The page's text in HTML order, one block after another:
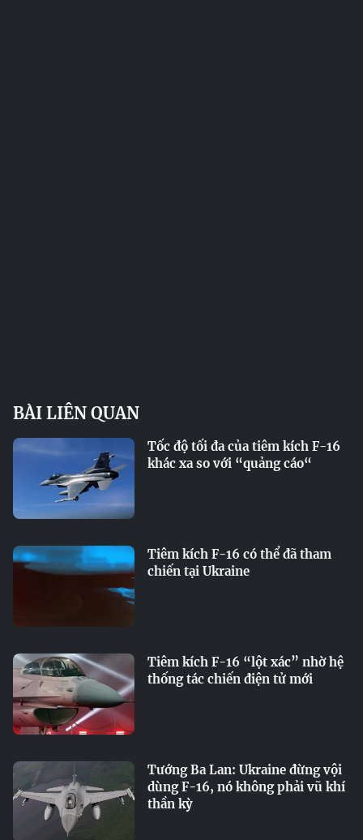
BÀI LIÊN QUAN
Tốc độ tối đa của tiêm kích F-16
khác xa so với “quảng cáo“
Tiêm kích F-16 có thể đã tham
chiến tại Ukraine
Tiêm kích F-16 “lột xác” nhờ hệ
thống tác chiến điện tử mới
Tướng Ba Lan: Ukraine đừng vội
dùng F-16, nó không phải vũ khí
thần kỳ